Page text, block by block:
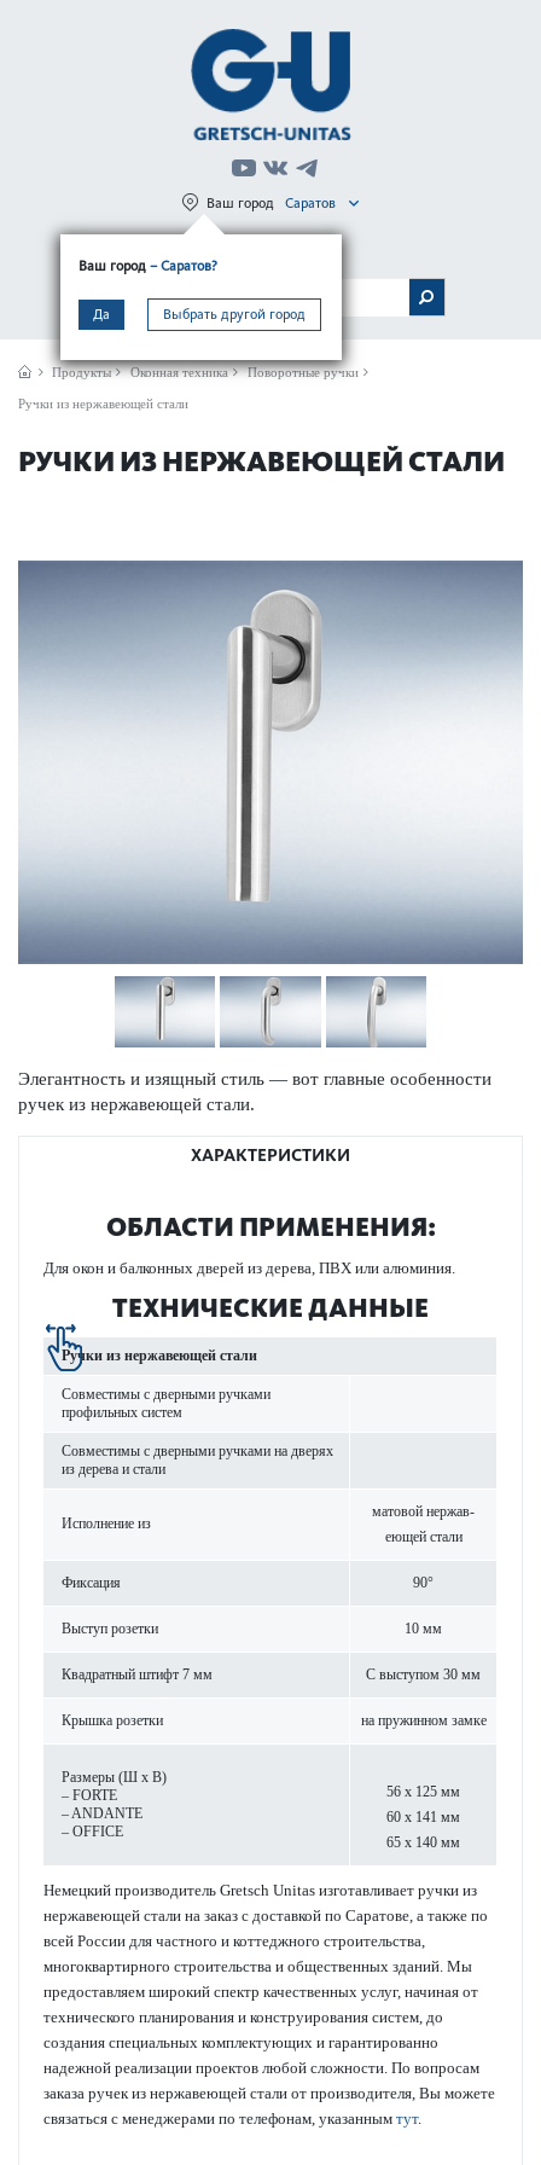
Ваш город – Саратов?
Да Выбрать другой город
Ваш город Саратов
МЕНЮ
Продукты Оконная техника Поворотные ручки
Ручки из нержавеющей стали
РУЧКИ ИЗ НЕРЖАВЕЮЩЕЙ СТАЛИ
Элегантность и изящный стиль — вот главные особенности
ручек из нержавеющей стали.
ХАРАКТЕРИСТИКИ
ОБЛАСТИ ПРИМЕНЕНИЯ:
Для окон и балконных дверей из дерева, ПВХ или алюминия.
ТЕХНИЧЕСКИЕ ДАННЫЕ
Ручки из нерж­а­в­еющей стали
Совме­с­тимы с дверными руч­ками
профильных систем
Совме­с­тимы с дверными руч­ками на дверях
из дерева и стали
Исполнение из
мат­овой нерж­а­в­
еющей стали
Фиксация 90°
Выступ розетки 10 мм
Квадратный штифт 7 мм С выступом 30 мм
Крышка розетки на пружинном замке
Размеры (Ш х В)
– FORTE
– ANDANTE
– OFFICE
56 x 125 мм
60 x 141 мм
65 x 140 мм
Немецкий производитель Gretsch Unitas изготавливает ручки из
нержавеющей стали на заказ с доставкой по Саратове, а также по
всей России для частного и коттеджного строительства,
многоквартирного строительства и общественных зданий. Мы
предоставляем широкий спектр качественных услуг, начиная от
технического планирования и конструирования систем, до
создания специальных комплектующих и гарантированно
надежной реализации проектов любой сложности. По вопросам
заказа ручек из нержавеющей стали от производителя, Вы можете
связаться с менеджерами по телефонам, указанным тут.